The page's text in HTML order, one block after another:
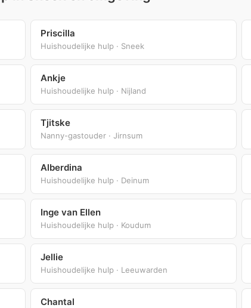
Priscilla
Huishoudelijke hulp · Sneek
Ankje
Huishoudelijke hulp · Nijland
Tjitske
Nanny-gastouder · Jirnsum
Alberdina
Huishoudelijke hulp · Deinum
Inge van Ellen
Huishoudelijke hulp · Koudum
Jellie
Huishoudelijke hulp · Leeuwarden
Chantal